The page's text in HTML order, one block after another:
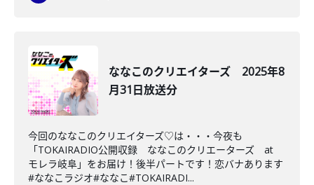
ななこのクリエイターズ 2025年8
月31日放送分
今回のななこのクリエイターズ♡は・・・今夜も
「TOKAIRADIO公開収録 ななこのクリエーターズ at
モレラ岐阜」をお届け！後半パートです！恋バナあります
#ななこラジオ#ななこ#TOKAIRADI...